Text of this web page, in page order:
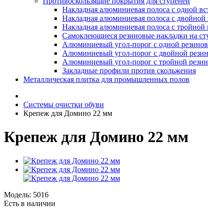
Накладная алюминиевая полоса с одной
Накладная алюминиевая полоса с двойной
Накладная алюминиевая полоса с тройной
Самоклеющиеся резиновые накладки на
Алюминиевый угол-порог с одной
Алюминиевый угол-порог с двойной
Алюминиевый угол-порог с тройной
Закладные профили против скольжения
Металлическая плитка для промышленных полов
Системы очистки обуви
Крепеж для Домино 22 мм
Крепеж для Домино 22 мм
Модель: 5016
Есть в наличии